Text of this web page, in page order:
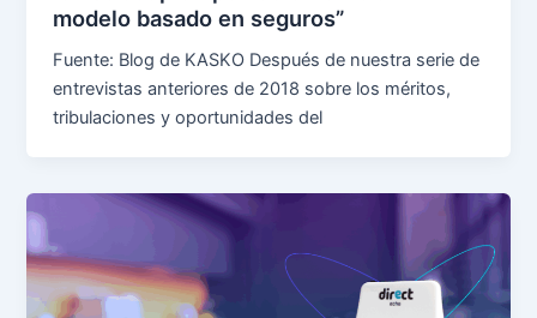
modelo basado en seguros”
Fuente: Blog de KASKO Después de nuestra serie de
entrevistas anteriores de 2018 sobre los méritos,
tribulaciones y oportunidades del